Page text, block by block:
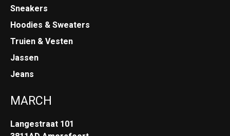
Sneakers
Hoodies & Sweaters
Truien & Vesten
Jassen
Jeans
MARCH
Langestraat 101